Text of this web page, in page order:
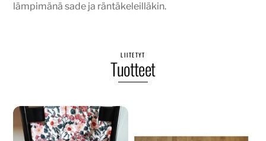
lämpimänä sade ja räntäkeleilläkin.
LIITETYT
Tuotteet